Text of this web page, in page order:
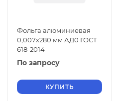
Фольга алюминиевая
0,007х280 мм АД0 ГОСТ
618-2014
По запросу
КУПИТЬ